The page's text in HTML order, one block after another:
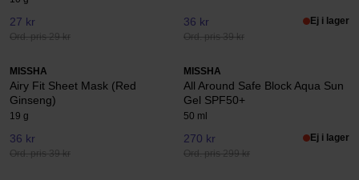
27 kr
Ord. pris 29 kr
36 kr
Ord. pris 39 kr
Ej i lager
MISSHA
Airy Fit Sheet Mask (Red
Ginseng)
19 g
36 kr
Ord. pris 39 kr
MISSHA
All Around Safe Block Aqua Sun
Gel SPF50+
50 ml
270 kr
Ord. pris 299 kr
Ej i lager